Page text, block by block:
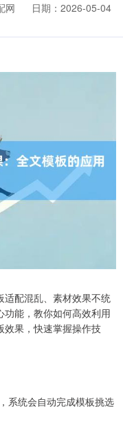
网
日期：2026-05-04
适配混乱、素材效果不统
能，教你如何高效利用
效果，快速掌握操作技
系统会自动完成模板挑选